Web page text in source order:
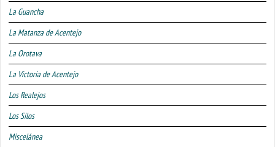
La Guancha
La Matanza de Acentejo
La Orotava
La Victoria de Acentejo
Los Realejos
Los Silos
Miscelánea